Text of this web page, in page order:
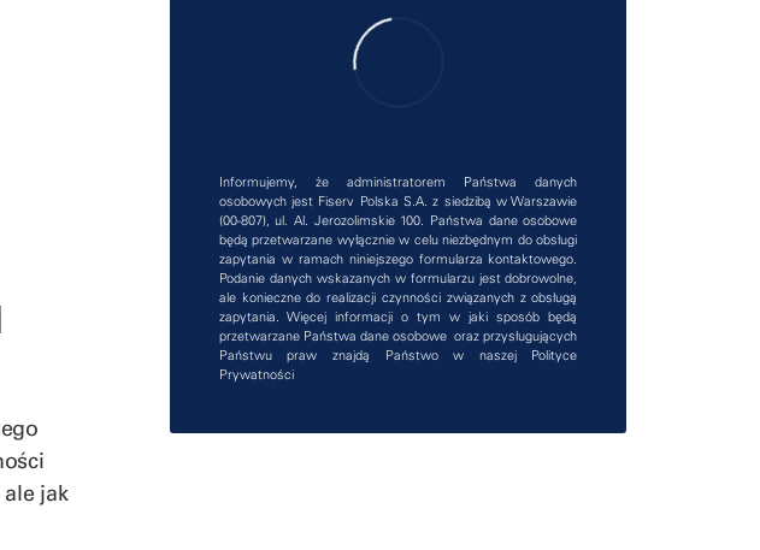
jak
Informujemy, że administratorem Państwa danych
osobowych jest Fiserv Polska S.A. z siedzibą w Warszawie
(00-807), ul. Al. Jerozolimskie 100. Państwa dane osobowe
będą przetwarzane wyłącznie w celu niezbędnym do obsługi
zapytania w ramach niniejszego formularza kontaktowego.
Podanie danych wskazanych w formularzu jest dobrowolne,
ale konieczne do realizacji czynności związanych z obsługą
zapytania. Więcej informacji o tym w jaki sposób będą
przetwarzane Państwa dane osobowe oraz przysługujących
Państwu praw znajdą Państwo w naszej Polityce
Prywatności